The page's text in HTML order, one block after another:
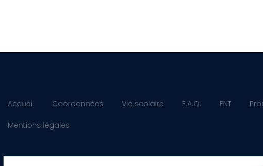
Accueil Coordonnées Vie scolaire F.A.Q. ENT
Mentions légales